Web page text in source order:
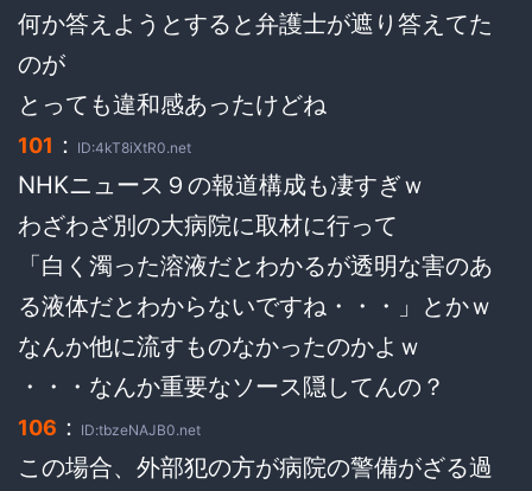
何か答えようとすると弁護士が遮り答えてた
のが
とっても違和感あったけどね
101 ： ID:4kT8iXtR0.net
NHKニュース９の報道構成も凄すぎｗ
わざわざ別の大病院に取材に行って
「白く濁った溶液だとわかるが透明な害のあ
る液体だとわからないですね・・・」とかｗ
なんか他に流すものなかったのかよｗ
・・・なんか重要なソース隠してんの？
106 ： ID:tbzeNAJB0.net
この場合、外部犯の方が病院の警備がざる過